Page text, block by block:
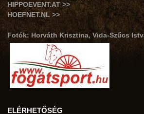
HIPPOEVENT.AT >>
HOEFNET.NL >>
Fotók: Horváth Krisztina, Vida-Szűcs
ELÉRHETŐSÉG